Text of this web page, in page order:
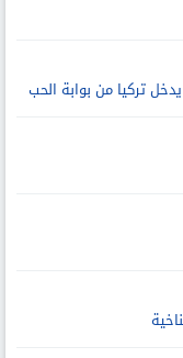
تركيا من بوابة الحب